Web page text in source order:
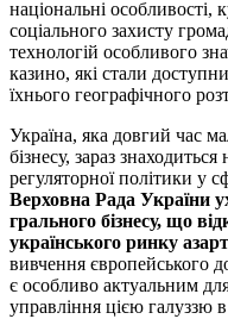
національні особливості,
соціального захисту
технологій особливого
казино, які стали
їхнього географічного
Україна, яка довгий час
бізнесу, зараз
регуляторної політики у
Верховна Рада України
грального бізнесу, що
українського ринку
вивчення європейського
є особливо актуальним
управління цією галуззю в